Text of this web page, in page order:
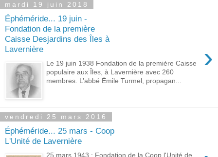
mardi 19 juin 2018
Éphéméride... 19 juin -
Fondation de la première
Caisse Desjardins des Îles à
Lavernière
›
Le 19 juin 1938 Fondation de la première Caisse
populaire aux Îles, à Lavernière avec 260
membres. L’abbé Émile Turmel, propagan...
vendredi 25 mars 2016
Éphéméride... 25 mars - Coop
L'Unité de Lavernière
25 mars 1943 : Fondation de la Coop l'Unité de